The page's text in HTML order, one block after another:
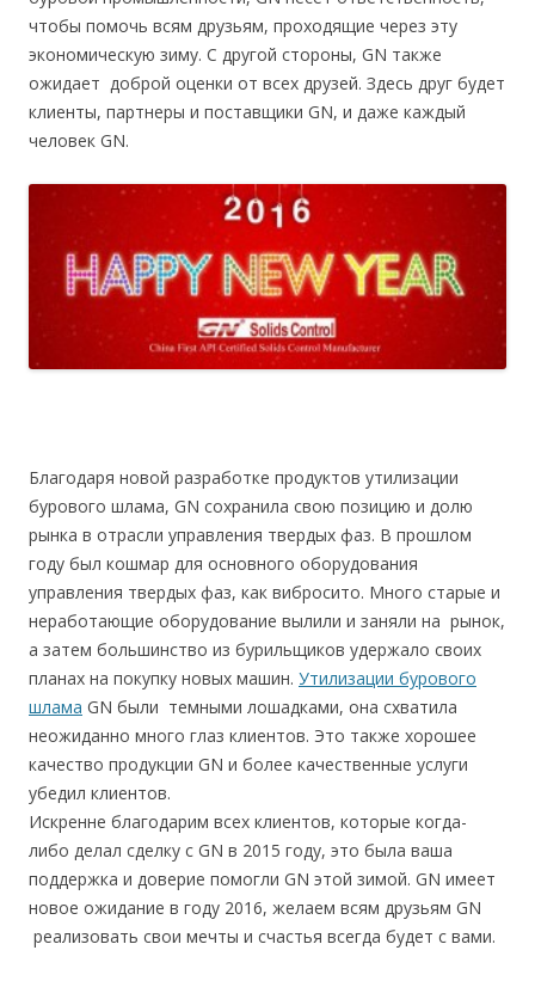
чтобы помочь всям друзьям, проходящие через эту
экономическую зиму. С другой стороны, GN также
ожидает доброй оценки от всех друзей. Здесь друг будет
клиенты, партнеры и поставщики GN, и даже каждый
человек GN.
Благодаря новой разработке продуктов утилизации
бурового шлама, GN сохранила свою позицию и долю
рынка в отрасли управления твердых фаз. В прошлом
году был кошмар для основного оборудования
управления твердых фаз, как вибросито. Много старые и
неработающие оборудование вылили и заняли на рынок,
а затем большинство из бурильщиков удержало своих
планах на покупку новых машин. Утилизации бурового
шлама GN были темными лошадками, она схватила
неожиданно много глаз клиентов. Это также хорошее
качество продукции GN и более качественные услуги
убедил клиентов.
Искренне благодарим всех клиентов, которые когда-
либо делал сделку с GN в 2015 году, это была ваша
поддержка и доверие помогли GN этой зимой. GN имеет
новое ожидание в году 2016, желаем всям друзьям GN
реализовать свои мечты и счастья всегда будет с вами.